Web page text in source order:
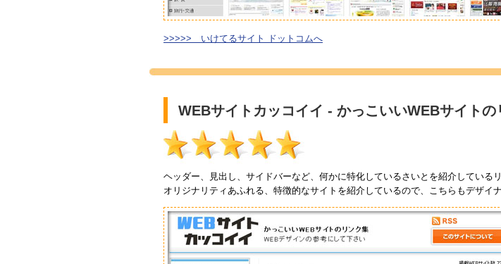
>>>>> いけてるサイト ドットコムへ
WEBサイトカッコイイ - かっこいいWEBサイト
ヘッダー、見出し、サイドバーなど、何かに特化しているさいとを紹介している
オリジナリティあふれる、特徴的なサイトを紹介しているので、こちらもデザイ